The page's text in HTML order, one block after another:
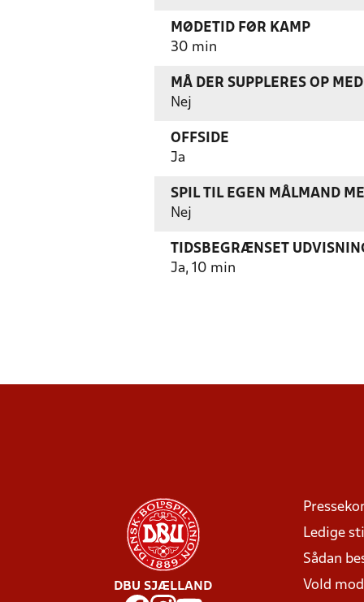
MØDETID FØR KAMP
30 min
MÅ DER SUPPLERES OP
Nej
OFFSIDE
Ja
SPIL TIL EGEN MÅLMAND
Nej
TIDSBEGRÆNSET
Ja, 10 min
DBU SJÆLLAND
Ledige
Sådan
Vold